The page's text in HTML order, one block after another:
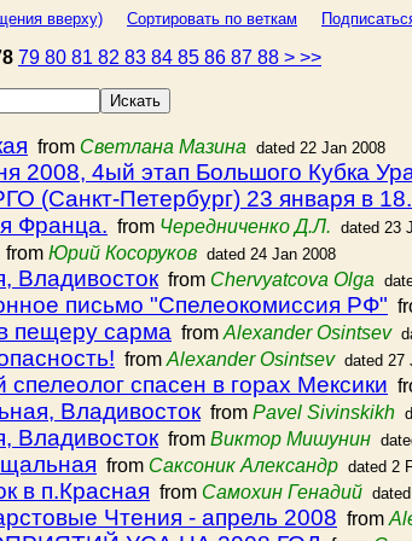
вверху) Сортировать по веткам
79 80 81 82 83 84 85 86 87 88 > >>
from Светлана Мазина dated 22 Jan 2008
2008, 4ый этап Большого Кубка
(Санкт-Петербург) 23 января в
Франца. from Чередниченко Д.Л. dated 23
from Юрий Косоруков dated 24 Jan 2008
Владивосток from Chervyatcova Olga
письмо "Спелеокомиссия РФ"
пещеру сарма from Alexander Osintsev
from Alexander Osintsev dated 27
спелеолог спасен в горах Мексики
Владивосток from Pavel Sivinskikh
Владивосток from Виктор Мишунин
from Саксоник Александр dated 2
в п.Красная from Самохин Генадий
Чтения - апрель 2008 from